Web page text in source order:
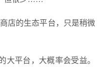
店的生态平台，只是稍微
大平台，大概率会受益。